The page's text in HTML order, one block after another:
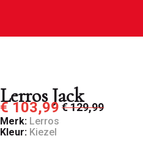
Lerros Jack
€ 103,99€ 129,99
Merk: Lerros
Kleur: Kiezel